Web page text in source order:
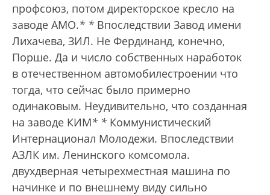
профсоюз, потом директорское кресло на
заводе АМО.* * Впоследствии Завод имени
Лихачева, ЗИЛ. Не Фердинанд, конечно,
Порше. Да и число собственных наработок
в отечественном автомобилестроении что
тогда, что сейчас было примерно
одинаковым. Неудивительно, что созданная
на заводе КИМ* * Коммунистический
Интернационал Молодежи. Впоследствии
АЗЛК им. Ленинского комсомола.
двухдверная четырехместная машина по
начинке и по внешнему виду сильно